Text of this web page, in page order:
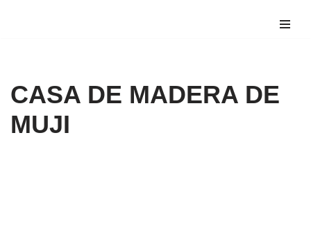
CASA DE MADERA DE
MUJI